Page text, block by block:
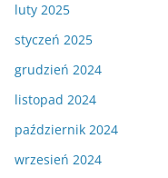
luty 2025
styczeń 2025
grudzień 2024
listopad 2024
październik 2024
wrzesień 2024